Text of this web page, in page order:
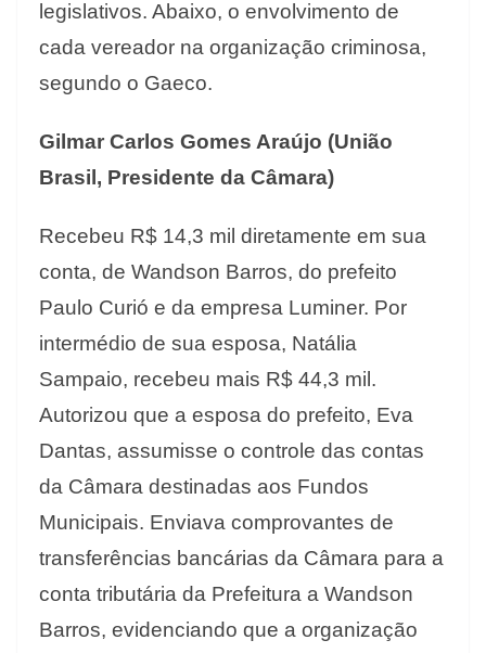
legislativos. Abaixo, o envolvimento de
cada vereador na organização criminosa,
segundo o Gaeco.
Gilmar Carlos Gomes Araújo (União
Brasil, Presidente da Câmara)
Recebeu R$ 14,3 mil diretamente em sua
conta, de Wandson Barros, do prefeito
Paulo Curió e da empresa Luminer. Por
intermédio de sua esposa, Natália
Sampaio, recebeu mais R$ 44,3 mil.
Autorizou que a esposa do prefeito, Eva
Dantas, assumisse o controle das contas
da Câmara destinadas aos Fundos
Municipais. Enviava comprovantes de
transferências bancárias da Câmara para a
conta tributária da Prefeitura a Wandson
Barros, evidenciando que a organização